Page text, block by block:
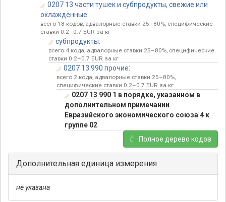
0207 13 части тушек и субпродукты, свежие или
охлажденные:
всего 18 кодов, адвалорные ставки 25–80%, специфические
ставки 0.2–0.7 EUR за кг
субпродукты:
всего 4 кода, адвалорные ставки 25–80%, специфические
ставки 0.2–0.7 EUR за кг
0207 13 990 прочие:
всего 2 кода, адвалорные ставки 25–80%,
специфические ставки 0.2–0.7 EUR за кг
0207 13 990 1 в порядке, указанном в
дополнительном примечании
Евразийского экономического союза 4 к
группе 02
Полное дерево кодов
Дополнительная единица измерения
не указана